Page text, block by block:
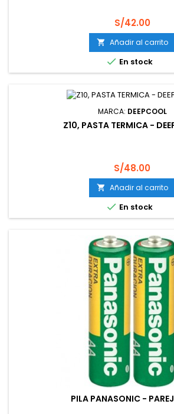
Precio
S/42.00
 Añadir al carrito
 En stock
MARCA: DEEPCOOL
Z10, PASTA TERMICA -
Precio
S/48.00
 Añadir al carrito
 En stock
PILA PANASONIC -